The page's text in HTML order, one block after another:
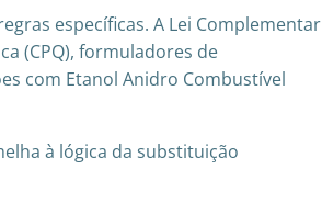
específicas. A Lei Complementar
(CPQ), formuladores de
com Etanol Anidro Combustível
à lógica da substituição